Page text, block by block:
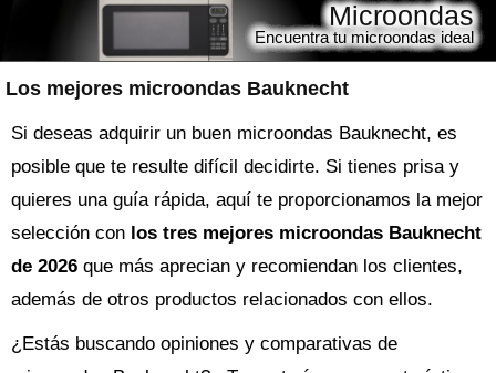
Los mejores microondas Bauknecht
Microondas
Encuentra tu microondas ideal
Si deseas adquirir un buen microondas Bauknecht, es
posible que te resulte difícil decidirte. Si tienes prisa y
quieres una guía rápida, aquí te proporcionamos la mejor
selección con los tres mejores microondas Bauknecht
de 2026 que más aprecian y recomiendan los clientes,
además de otros productos relacionados con ellos.
¿Estás buscando opiniones y comparativas de